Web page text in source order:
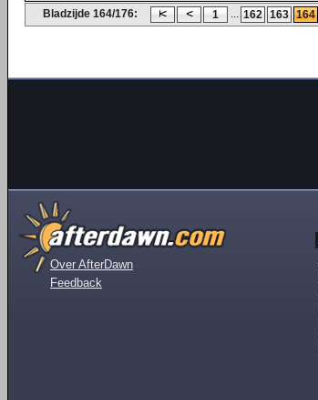
Bladzijde 164/176: 1 ... 162 163 164
Over AfterDawn
Feedback